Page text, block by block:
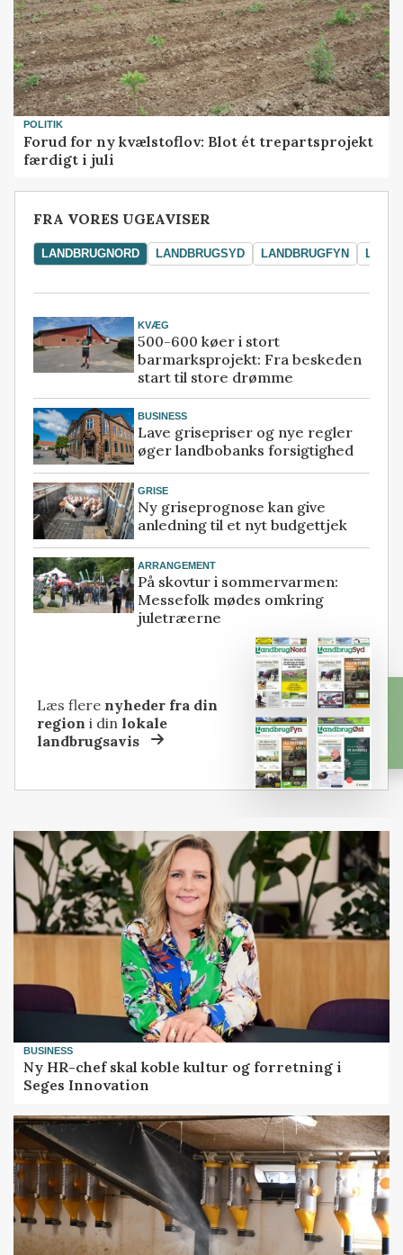
POLITIK
Forud for ny kvælstoflov: Blot ét trepartsprojekt
færdigt i juli
FRA VORES UGEAVISER
LANDBRUGNORD LANDBRUGSYD LANDBRUGFYN
KVÆG
500-600 køer i stort
barmarksprojekt: Fra beskeden
start til store drømme
BUSINESS
Lave grisepriser og nye regler
øger landbobanks forsigtighed
GRISE
Ny griseprognose kan give
anledning til et nyt budgettjek
ARRANGEMENT
På skovtur i sommervarmen:
Messefolk mødes omkring
juletræerne
Læs flere nyheder fra din
region i dinlokale
landbrugsavis
BUSINESS
Ny HR-chef skal koble kultur og forretning i
Seges Innovation